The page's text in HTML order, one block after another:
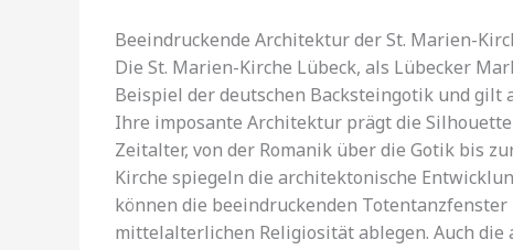
Beeindruckende Architektur der St. Marien-
Die St. Marien-Kirche Lübeck, als Lübecker
Beispiel der deutschen Backsteingotik und
Ihre imposante Architektur prägt die
Zeitalter, von der Romanik über die Gotik bis
Kirche spiegeln die architektonische
können die beeindruckenden
mittelalterlichen Religiosität ablegen. Auch